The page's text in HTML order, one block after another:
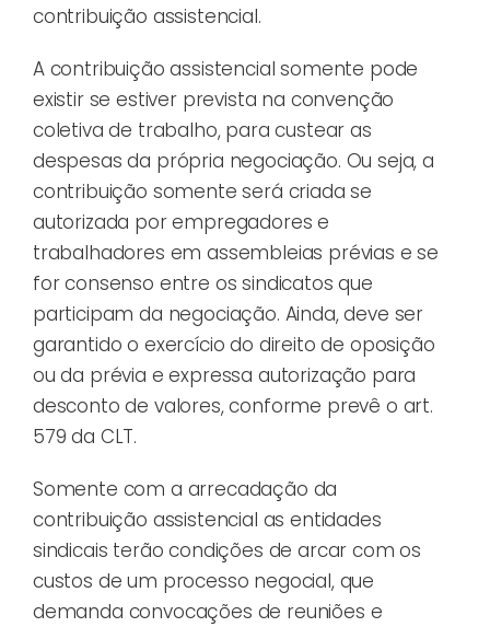
contribuição assistencial.
A contribuição assistencial somente pode
existir se estiver prevista na convenção
coletiva de trabalho, para custear as
despesas da própria negociação. Ou seja, a
contribuição somente será criada se
autorizada por empregadores e
trabalhadores em assembleias prévias e se
for consenso entre os sindicatos que
participam da negociação. Ainda, deve ser
garantido o exercício do direito de oposição
ou da prévia e expressa autorização para
desconto de valores, conforme prevê o art.
579 da CLT.
Somente com a arrecadação da
contribuição assistencial as entidades
sindicais terão condições de arcar com os
custos de um processo negocial, que
demanda convocações de reuniões e